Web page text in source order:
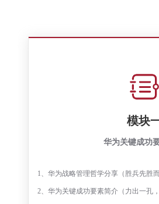
模块
华为关键成功
1、华为战略管理哲学分享（胜兵先胜
2、华为关键成功要素简介（力出一孔，